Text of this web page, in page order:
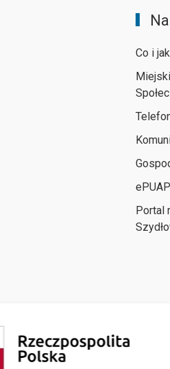
Co i
ePUAP
Portal